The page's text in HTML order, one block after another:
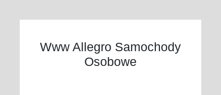
Www Allegro Samochody
Osobowe